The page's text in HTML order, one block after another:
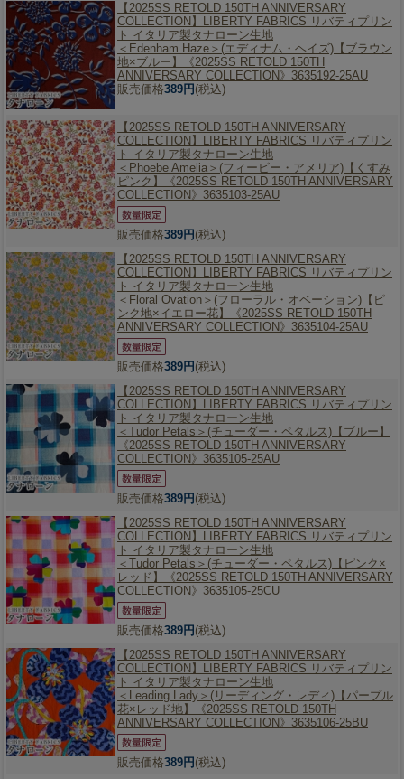
【2025SS RETOLD 150TH ANNIVERSARY
COLLECTION】
LIBERTY FABRICS リバティプリン
ト イタリア製タナローン生地
＜Edenham Haze＞(エディナム・ヘイズ)【ブラウン
地×ブルー】《2025SS RETOLD 150TH
ANNIVERSARY COLLECTION》3635192-25AU
販売価格389円 (税込)
【2025SS RETOLD 150TH ANNIVERSARY
COLLECTION】
LIBERTY FABRICS リバティプリン
ト イタリア製タナローン生地
＜Phoebe Amelia＞(フィービー・アメリア)【くすみ
ピンク】《2025SS RETOLD 150TH ANNIVERSARY
COLLECTION》3635103-25AU
販売価格389円 (税込)
【2025SS RETOLD 150TH ANNIVERSARY
COLLECTION】
LIBERTY FABRICS リバティプリン
ト イタリア製タナローン生地
＜Floral Ovation＞(フローラル・オベーション)【ピ
ンク地×イエロー花】《2025SS RETOLD 150TH
ANNIVERSARY COLLECTION》3635104-25AU
販売価格389円 (税込)
【2025SS RETOLD 150TH ANNIVERSARY
COLLECTION】
LIBERTY FABRICS リバティプリン
ト イタリア製タナローン生地
＜Tudor Petals＞(チューダー・ペタルス)【ブルー】
《2025SS RETOLD 150TH ANNIVERSARY
COLLECTION》3635105-25AU
販売価格389円 (税込)
【2025SS RETOLD 150TH ANNIVERSARY
COLLECTION】
LIBERTY FABRICS リバティプリン
ト イタリア製タナローン生地
＜Tudor Petals＞(チューダー・ペタルス)【ピンク×
レッド】《2025SS RETOLD 150TH ANNIVERSARY
COLLECTION》3635105-25CU
販売価格389円 (税込)
【2025SS RETOLD 150TH ANNIVERSARY
COLLECTION】
LIBERTY FABRICS リバティプリン
ト イタリア製タナローン生地
＜Leading Lady＞(リーディング・レディ)【パープル
花×レッド地】《2025SS RETOLD 150TH
ANNIVERSARY COLLECTION》3635106-25BU
販売価格389円 (税込)